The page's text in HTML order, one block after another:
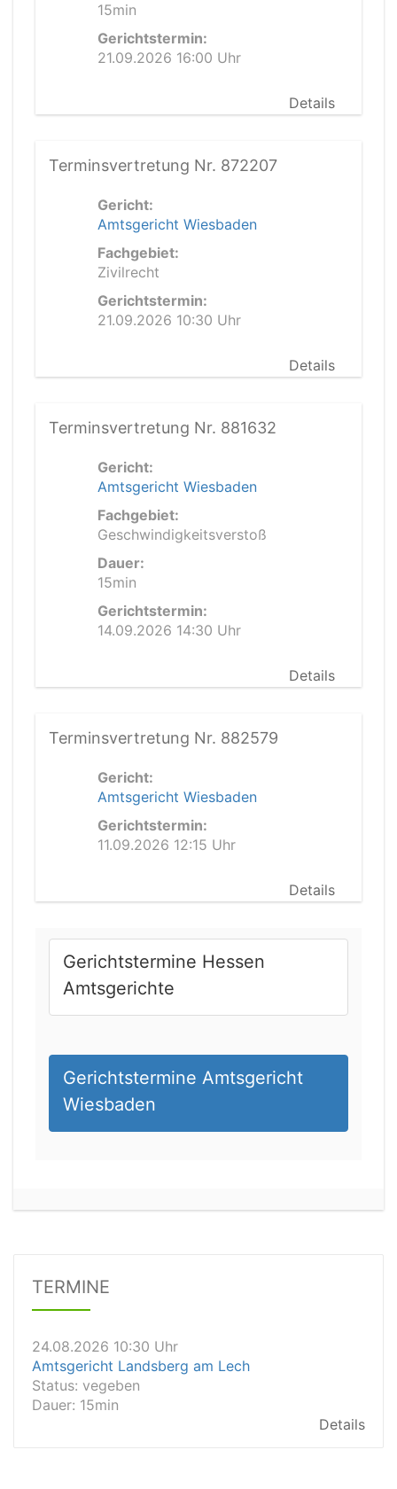
15min
Gerichtstermin:
21.09.2026 16:00 Uhr
Details
Terminsvertretung Nr. 872207
Gericht:
Amtsgericht Wiesbaden
Fachgebiet:
Zivilrecht
Gerichtstermin:
21.09.2026 10:30 Uhr
Details
Terminsvertretung Nr. 881632
Gericht:
Amtsgericht Wiesbaden
Fachgebiet:
Geschwindigkeitsverstoß
Dauer:
15min
Gerichtstermin:
14.09.2026 14:30 Uhr
Details
Terminsvertretung Nr. 882579
Gericht:
Amtsgericht Wiesbaden
Gerichtstermin:
11.09.2026 12:15 Uhr
Details
Gerichtstermine Hessen
Amtsgerichte
Gerichtstermine Amtsgericht
Wiesbaden
TERMINE
Amtsgericht Haldensleben
24.08.2026 10:30 Uhr
Amtsgericht Landsberg am Lech
Dauer: 15min
24.08.2026 10:30 Uhr
Amtsgericht Burg